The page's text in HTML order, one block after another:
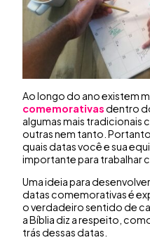
Ao longo do ano existem
comemorativasdentro
algumas mais tradicionais
outras nem tanto.
quais datas você e sua
importante para trabalhar
Uma ideia para
datas comemorativas é
o verdadeiro sentido de
a Bíblia diz a respeito,
trás dessas datas.